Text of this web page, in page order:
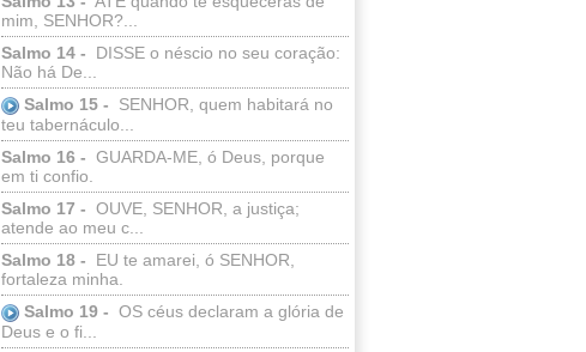
mim, SENHOR?...
Salmo 14 -
DISSE o néscio no seu coração:
Não há De...
Salmo 15 -
SENHOR, quem habitará no
teu tabernáculo...
Salmo 16 - GUARDA-ME, ó Deus, porque
em ti confio.
Salmo 17 - OUVE, SENHOR, a justiça;
atende ao meu c...
Salmo 18 -
EU te amarei, ó SENHOR,
fortaleza minha.
Salmo 19 - OS céus declaram a glória de
Deus e o fi...